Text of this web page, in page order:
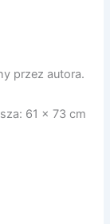
przez autora.
61 x 73 cm